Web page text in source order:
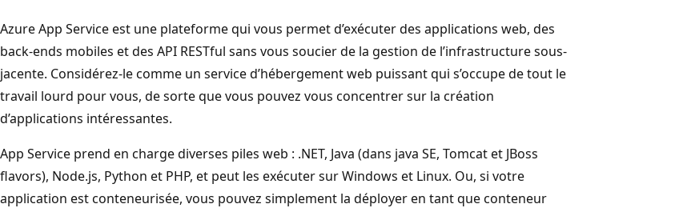
Azure App Service est une plateforme qui vous permet d’exécuter des applications web, des
back-ends mobiles et des API RESTful sans vous soucier de la gestion de l’infrastructure sous-
jacente. Considérez-le comme un service d’hébergement web puissant qui s’occupe de tout le
travail lourd pour vous, de sorte que vous pouvez vous concentrer sur la création
d’applications intéressantes.
App Service prend en charge diverses piles web : .NET, Java (dans java SE, Tomcat et JBoss
flavors), Node.js, Python et PHP, et peut les exécuter sur Windows et Linux. Ou, si votre
application est conteneurisée, vous pouvez simplement la déployer en tant que conteneur